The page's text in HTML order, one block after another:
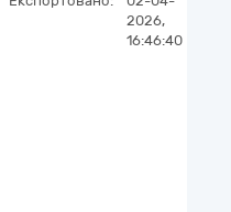
2026,
16:46:40